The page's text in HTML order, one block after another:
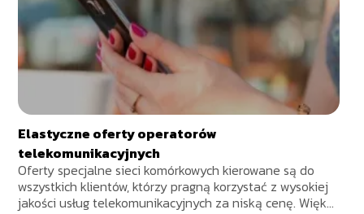
Elastyczne oferty operatorów
telekomunikacyjnych
Oferty specjalne sieci komórkowych kierowane są do
wszystkich klientów, którzy pragną korzystać z wysokiej
jakości usług telekomunikacyjnych za niską cenę. Więk...